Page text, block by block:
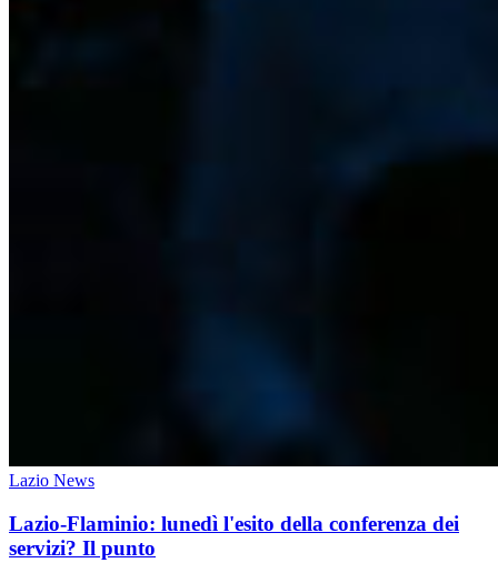
Lazio News
Lazio-Flaminio: lunedì l'esito della conferenza dei
servizi? Il punto